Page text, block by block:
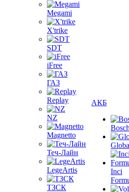
Megami
X'trike
SDT
iFree
ГАЗ
Replay
NZ
Magnetto
Теч-Лайн
LegeArtis
ТЗСК
АКБ
Inci